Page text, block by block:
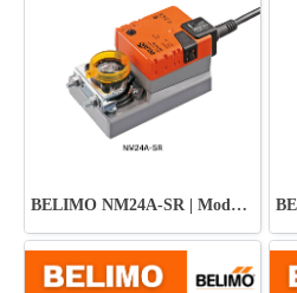
BELIMO NM24A-SR | Modulating Control Actuator